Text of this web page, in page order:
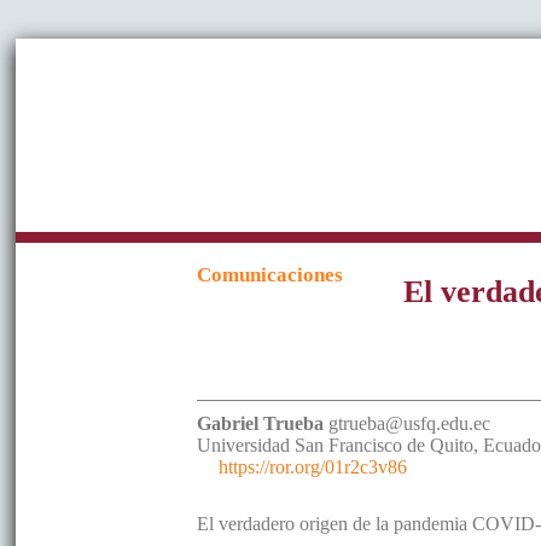
Comunicaciones El
Gabriel Trueba gtrueba@usfq.edu.ec
Universidad San Francisco de Quito,
https://ror.org/01r2c3v86
El verdadero origen de la pandemia